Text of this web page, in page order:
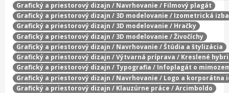
Grafický a priestorový dizajn / Navrhovanie / Filmový plagát
Grafický a priestorový dizajn / 3D modelovanie / Izometrická izba
Grafický a priestorový dizajn / 3D modelovanie / Hračky
Grafický a priestorový dizajn / 3D modelovanie / Živočíchy
Grafický a priestorový dizajn / Navrhovanie / Štúdia a štylizácia
Grafický a priestorový dizajn / Výtvarná príprava / Kreslené
Grafický a priestorový dizajn / Typografia / Infoplagát o
Grafický a priestorový dizajn / Navrhovanie / Logo a korporátna
Grafický a priestorový dizajn / Klauzúrne práce / Arcimboldo